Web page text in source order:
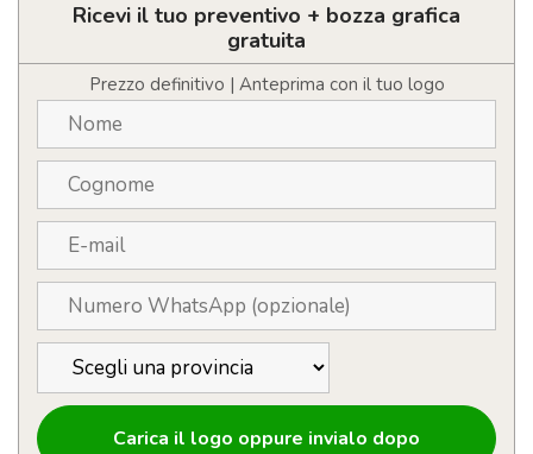
Ricevi il tuo preventivo + bozza grafica
gratuita
Prezzo definitivo | Anteprima con il tuo logo
Carica il logo oppure invialo dopo